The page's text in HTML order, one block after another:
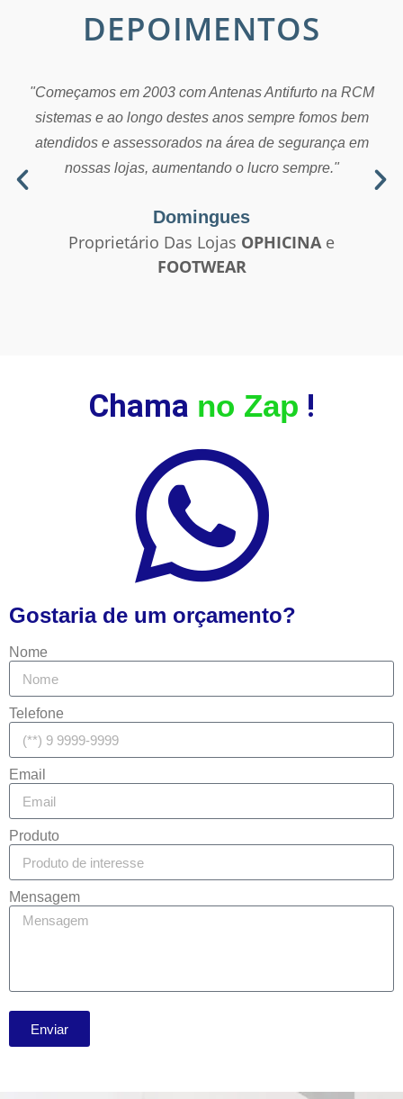
DEPOIMENTOS
"Começamos em 2003 com Antenas Antifurto na RCM
sistemas e ao longo destes anos sempre fomos bem
atendidos e assessorados na área de segurança em
nossas lojas, aumentando o lucro sempre."
Domingues
Proprietário Das Lojas OPHICINAe
FOOTWEAR
Chama no Zap !
Gostaria de um orçamento?
Nome
Telefone
Email
Produto
Mensagem
Enviar